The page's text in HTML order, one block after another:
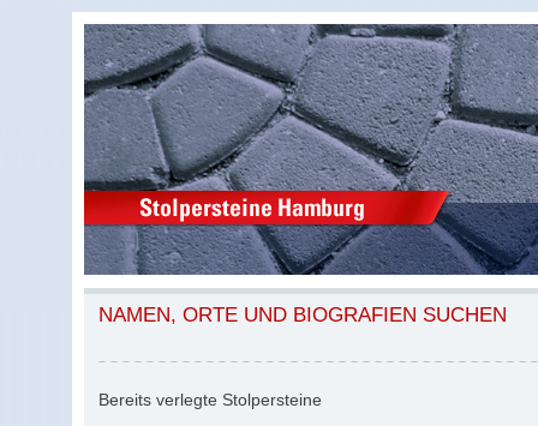
NAMEN, ORTE UND BIOGRAFIEN SUCHEN
Bereits verlegte Stolpersteine